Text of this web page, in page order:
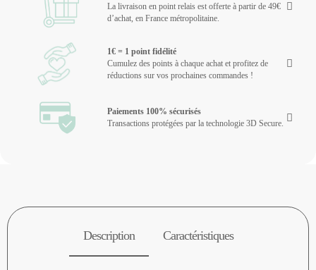
La livraison en point relais est offerte à partir de 49€
d’achat, en France métropolitaine.
1€ = 1 point fidélité
Cumulez des points à chaque achat et profitez de
réductions sur vos prochaines commandes !
Paiements 100% sécurisés
Transactions protégées par la technologie 3D Secure.
Description Caractéristiques